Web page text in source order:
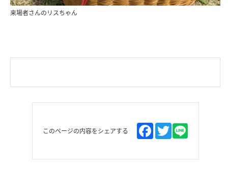
来場者さんのリスちゃん
このページの内容をシェアする